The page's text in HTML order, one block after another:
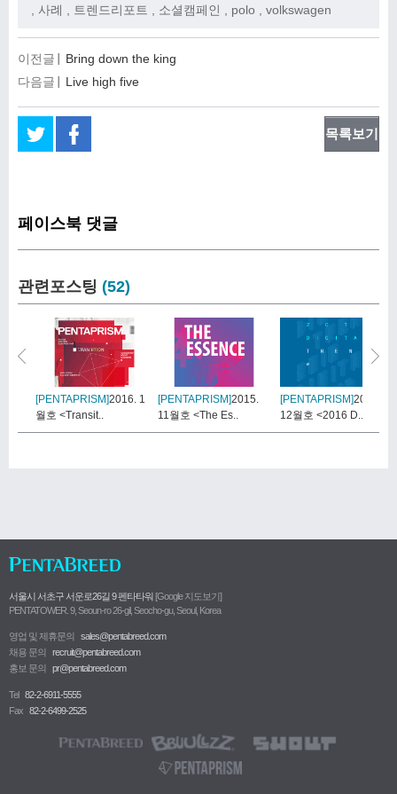
, 사례 , 트렌드리포트 , 소셜캠페인 , polo , volkswagen
이전글
Bring down the king
다음글
Live high five
목록보기
페이스북 댓글
관련포스팅 (52)
[PENTAPRISM]2016. 1
월호 <Transit..
[PENTAPRISM]2015.
11월호 <The Es..
[PENTAPRISM]2015.
12월호 <2016 D..
서울시 서초구 서운로26길 9 펜타타워 [Google 지도보기]
PENTATOWER. 9, Seoun-ro 26-gil, Seocho-gu, Seoul, Korea
영업 및 제휴문의
sales@pentabreed.com
채용 문의
recruit@pentabreed.com
홍보 문의
pr@pentabreed.com
Tel 82-2-6911-5555
Fax 82-2-6499-2525